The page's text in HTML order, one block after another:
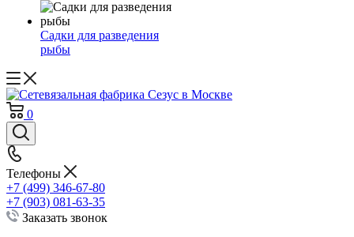
Садки для разведения
рыбы
0
Телефоны
+7 (499) 346-67-80
+7 (903) 081-63-35
Заказать звонок